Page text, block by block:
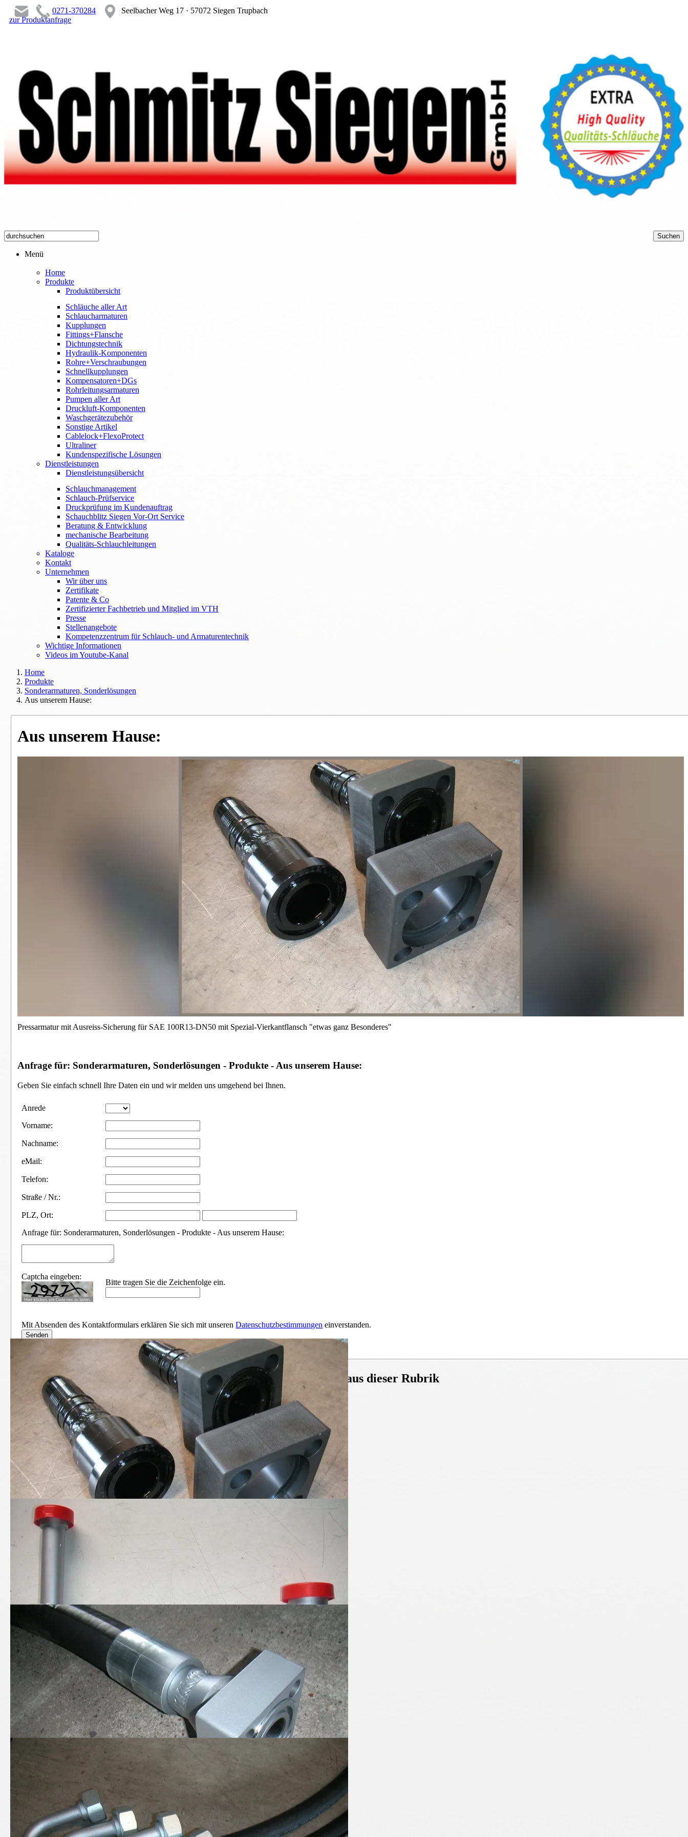
0271-370284
Seelbacher Weg 17 · 57072 Siegen Trupbach
zur Produktanfrage
Menü
Home
Produkte
Produktübersicht
Schläuche aller Art
Schlaucharmaturen
Kupplungen
Fittings+Flansche
Dichtungstechnik
Hydraulik-Komponenten
Rohre+Verschraubungen
Schnellkupplungen
Kompensatoren+DGs
Rohrleitungsarmaturen
Pumpen aller Art
Druckluft-Komponenten
Waschgerätezubehör
Sonstige Artikel
Cablelock+FlexoProtect
Ultraliner
Kundenspezifische Lösungen
Dienstleistungen
Dienstleistungsübersicht
Schlauchmanagement
Schlauch-Prüfservice
Druckprüfung im Kundenauftrag
Schauchblitz Siegen Vor-Ort Service
Beratung & Entwicklung
mechanische Bearbeitung
Qualitäts-Schlauchleitungen
Kataloge
Kontakt
Unternehmen
Wir über uns
Zertifikate
Patente & Co
Zertifizierter Fachbetrieb und Mitglied im VTH
Presse
Stellenangebote
Kompetenzzentrum für Schlauch- und Armaturentechnik
Wichtige Informationen
Videos im Youtube-Kanal
Home
Produkte
Sonderarmaturen, Sonderlösungen
Aus unserem Hause:
Aus unserem Hause:
Pressarmatur mit Ausreiss-Sicherung für SAE 100R13-DN50 mit Spezial-Vierkantflansch "etwas ganz Besonderes"
Anfrage für: Sonderarmaturen, Sonderlösungen - Produkte - Aus unserem Hause:
Geben Sie einfach schnell Ihre Daten ein und wir melden uns umgehend bei Ihnen.
Anrede
Vorname:
Nachname:
eMail:
Telefon:
Straße / Nr.:
PLZ,Ort:
Anfrage für: Sonderarmaturen, Sonderlösungen - Produkte - Aus unserem Hause:
Captcha eingeben:
Bitte tragen Sie die Zeichenfolge ein.
Mit Absenden des Kontaktformulars erklären Sie sich mit unserenDatenschutzbestimmungen einverstanden.
Anfrageformular
Weitere Produkte aus dieser Rubrik
Aus unserem Hause:
Hydraulik - Sonderschlauch
Hydraulik-Sonderarmatur
kleine Serienfertigung